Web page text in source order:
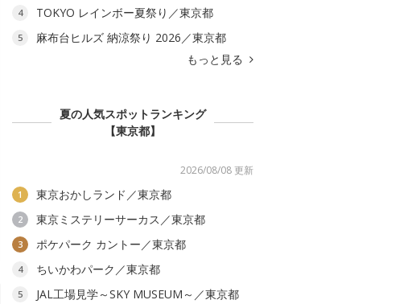
4 TOKYO レインボー夏祭り／東京都
5
麻布台ヒルズ 納涼祭り 2026／東京都
もっと見る
夏の人気スポットランキング
【東京都】
2026/08/08 更新
1 東京おかしランド／東京都
2 東京ミステリーサーカス／東京都
3 ポケパーク カントー／東京都
4 ちいかわパーク／東京都
5
JAL工場見学～SKY MUSEUM～／東京都